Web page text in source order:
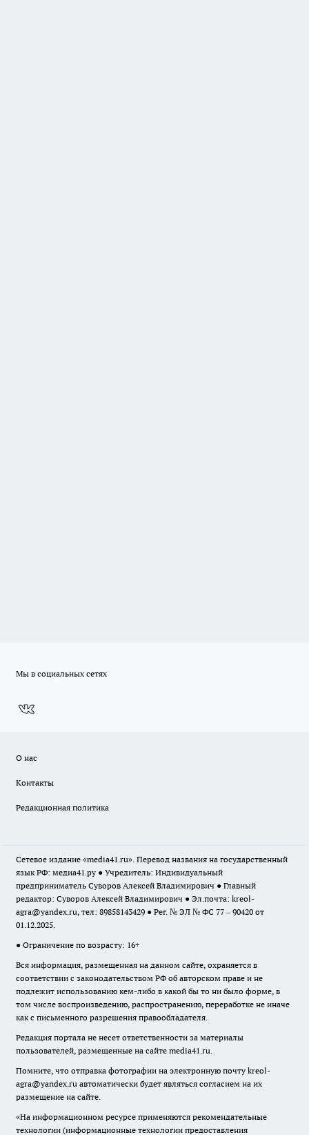
Мы в социальных сетях
О нас
Контакты
Редакционная политика
Сетевое издание «media41.ru». Перевод названия на государственный
язык РФ: медиа41.ру ● Учредитель: Индивидуальный
предприниматель Суворов Алексей Владимирович ● Главный
редактор: Суворов Алексей Владимирович ● Эл.почта: kreol-
agra@yandex.ru, тел: 89858143429 ● Рег. № ЭЛ № ФС 77 – 90420 от
01.12.2025.
● Ограничение по возрасту: 16+
Вся информация, размещенная на данном сайте, охраняется в
соответствии с законодательством РФ об авторском праве и не
подлежит использованию кем-либо в какой бы то ни было форме, в
том числе воспроизведению, распространению, переработке не иначе
как с письменного разрешения правообладателя.
Редакция портала не несет ответственности за материалы
пользователей, размещенные на сайте media41.ru.
Помните, что отправка фотографии на электронную почту kreol-
agra@yandex.ru автоматически будет являться согласием на их
размещение на сайте.
«На информационном ресурсе применяются рекомендательные
технологии (информационные технологии предоставления